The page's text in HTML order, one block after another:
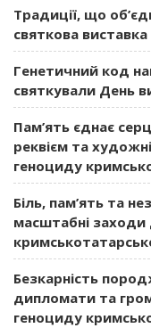
Традиції, що
святкова
Генетичний код
святкували День
Пам’ять єднає
реквієм та
геноциду
Біль, пам’ять та
масштабні
Безкарність
дипломати та
геноциду